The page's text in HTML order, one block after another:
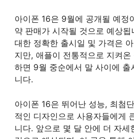
아이폰 16은 9월에 공개될 예정
약 판매가 시작될 것으로 예상됩
대한 정확한 출시일 및 가격은
지만, 애플이 전통적으로 지켜
하면 9월 중순에서 말 사이에 출
니다.
아이폰 16은 뛰어난 성능, 최첨
적인 디자인으로 사용자들에게
니다. 앞으로 몇 달 안에 더 자세